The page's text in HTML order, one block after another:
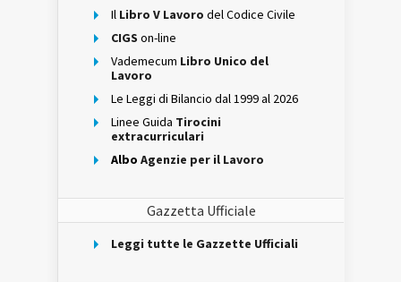
Il Libro V Lavoro del Codice Civile
CIGS on-line
Vademecum Libro Unico del
Lavoro
Le Leggi di Bilancio dal 1999 al 2026
Linee Guida Tirocini
extracurriculari
Albo Agenzie per il Lavoro
Gazzetta Ufficiale
Leggi tutte le Gazzette Ufficiali